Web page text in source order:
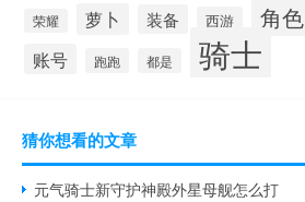
荣耀 萝卜 装备 西游 角色
账号 跑跑 都是 骑士
猜你想看的文章
元气骑士新守护神殿外星母舰怎么打